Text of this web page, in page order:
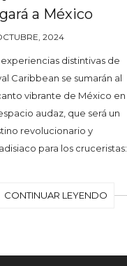
a México
2024
experiencias distintivas de
Caribbean se sumarán al
vibrante de México en
audaz, que será un
revolucionario y
para los cruceristas:
CONTINUAR LEYENDO